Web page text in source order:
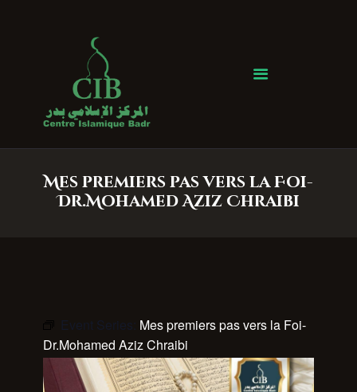
Mes premiers pas vers la Foi-
Dr.Mohamed Aziz Chraibi
Centre Islamique Badr
Accueil
À propos
Services
Faire un don
Event Series: Mes premiers pas vers la Foi-
Dr.Mohamed Aziz Chraibi